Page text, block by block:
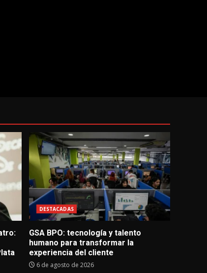
DESTACADAS
GSA BPO: tecnología y talento
humano para transformar la
experiencia del cliente
6 de agosto de 2026